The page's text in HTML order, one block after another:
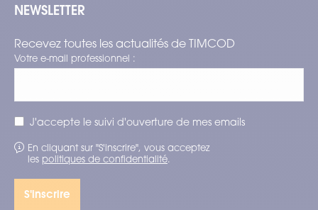
NEWSLETTER
Recevez toutes les actualités de TIMCOD
Votre e-mail professionnel :
J'accepte le suivi d'ouverture de mes emails
En cliquant sur "S'inscrire", vous acceptez
les politiques de confidentialité.